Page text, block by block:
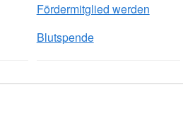
Fördermitglied werden
Blutspende